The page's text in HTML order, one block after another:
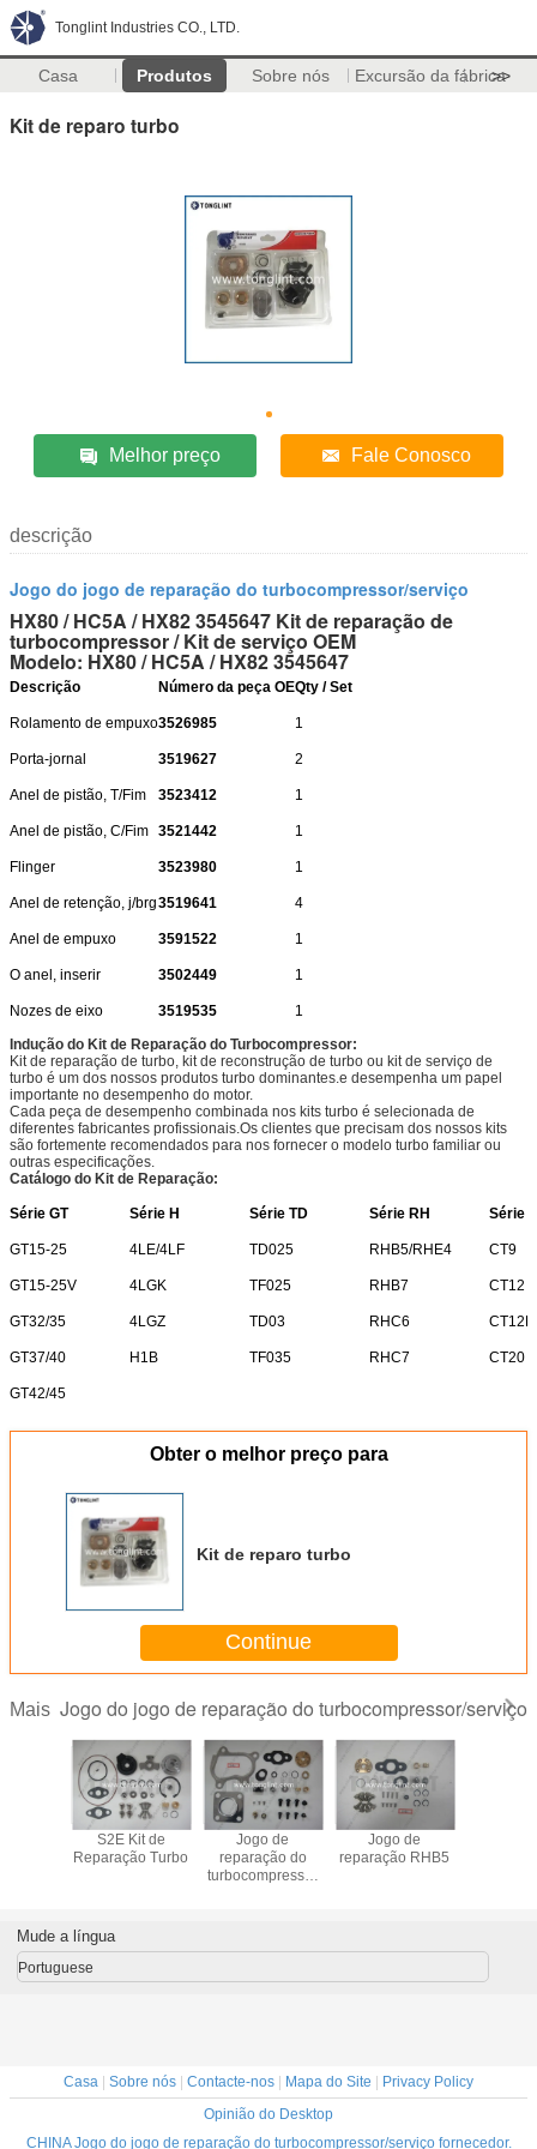
Tonglint Industries CO., LTD.
Casa Produtos Sobre nós Excursão da fábrica
>>
Kit de reparo turbo
Melhor preço Fale Conosco
descrição
Jogo do jogo de reparação do turbocompressor/serviço
HX80 / HC5A / HX82 3545647 Kit de reparação de
turbocompressor / Kit de serviço OEM
Modelo: HX80 / HC5A / HX82 3545647
Descrição Número da peça OEQty / Set
Rolamento de empuxo3526985 1
Porta-jornal 3519627 2
Anel de pistão, T/Fim 3523412 1
Anel de pistão, C/Fim 3521442 1
Flinger 3523980 1
Anel de retenção, j/brg3519641 4
Anel de empuxo 3591522 1
O anel, inserir 3502449 1
Nozes de eixo 3519535
1
Indução do Kit de Reparação do Turbocompressor:
Kit de reparação de turbo, kit de reconstrução de turbo ou kit de serviço de
turbo é um dos nossos produtos turbo dominantes.e desempenha um papel
importante no desempenho do motor.
Cada peça de desempenho combinada nos kits turbo é selecionada de
diferentes fabricantes profissionais.Os clientes que precisam dos nossos kits
são fortemente recomendados para nos fornecer o modelo turbo familiar ou
outras especificações.
Catálogo do Kit de Reparação:
Série GT Série H Série TD Série RH Série
GT15-25 4LE/4LF TD025 RHB5/RHE4 CT9
GT15-25V 4LGK TF025 RHB7 CT12
GT32/35 4LGZ TD03 RHC6 CT12B
GT37/40 H1B TF035 RHC7 CT20
GT42/45
Obter o melhor preço para
Kit de reparo turbo
Continue
Mais Jogo do jogo de reparação do turbocompressor/serviço
S2E Kit de
Reparação Turbo
Jogo de
reparação do
turbocompressor
Jogo de
reparação RHB5
Mude a língua
Portuguese
Casa | Sobre nós | Contacte-nos | Mapa do Site | Privacy Policy
Opinião do Desktop
CHINA Jogo do jogo de reparação do turbocompressor/serviço fornecedor.